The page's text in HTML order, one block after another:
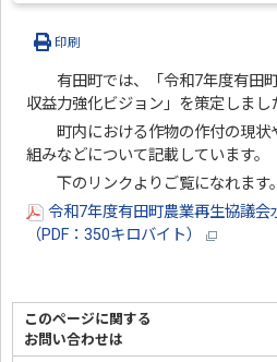
印刷
有田町では、「令和7年度有田町
収益力強化ビジョン」を策定しまし
町内における作物の作付の現状
組みなどについて記載しています。
下のリンクよりご覧になれます。
令和7年度有田町農業再生協議会
（PDF：350キロバイト）
このページに関する
お問い合わせは